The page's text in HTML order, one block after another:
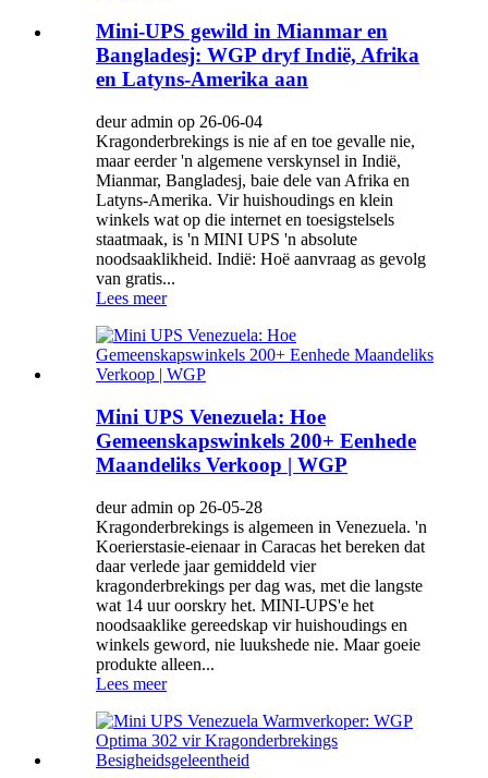
Mini-UPS gewild in Mianmar en
Bangladesj: WGP dryf Indië, Afrika
en Latyns-Amerika aan
deur admin op 26-06-04
Kragonderbrekings is nie af en toe gevalle nie,
maar eerder 'n algemene verskynsel in Indië,
Mianmar, Bangladesj, baie dele van Afrika en
Latyns-Amerika. Vir huishoudings en klein
winkels wat op die internet en toesigstelsels
staatmaak, is 'n MINI UPS 'n absolute
noodsaaklikheid. Indië: Hoë aanvraag as gevolg
van gratis...
Lees meer
Mini UPS Venezuela: Hoe
Gemeenskapswinkels 200+ Eenhede
Maandeliks Verkoop | WGP
deur admin op 26-05-28
Kragonderbrekings is algemeen in Venezuela. 'n
Koerierstasie-eienaar in Caracas het bereken dat
daar verlede jaar gemiddeld vier
kragonderbrekings per dag was, met die langste
wat 14 uur oorskry het. MINI-UPS'e het
noodsaaklike gereedskap vir huishoudings en
winkels geword, nie luukshede nie. Maar goeie
produkte alleen...
Lees meer